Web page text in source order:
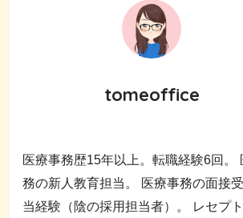
tomeoffice
医療事務歴15年以上。転職経験6回。
務の新人教育担当。 医療事務の面接
当経験（陰の採用担当者）。 レセプ